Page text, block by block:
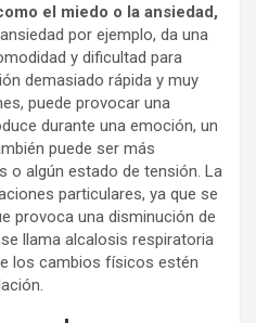
el miedo o la ansiedad,
ansiedad por ejemplo, da una
y dificultad para
demasiado rápida y muy
puede provocar una
durante una emoción, un
puede ser más
o algún estado de tensión. La
particulares, ya que se
provoca una disminución de
llama alcalosis respiratoria
los cambios físicos estén